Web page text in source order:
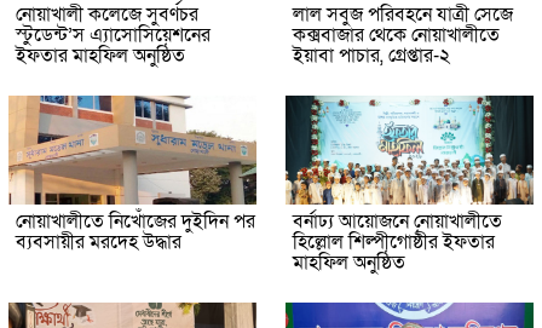
নোয়াখালী কলেজে সুবর্ণচর
স্টুডেন্ট’স এ্যাসোসিয়েশনের
ইফতার মাহফিল অনুষ্ঠিত
লাল সবুজ পরিবহনে যাত্রী সেজে
কক্সবাজার থেকে নোয়াখালীতে
ইয়াবা পাচার, গ্রেপ্তার-২
নোয়াখালীতে নিখোঁজের দুইদিন পর
ব্যবসায়ীর মরদেহ উদ্ধার
বর্নাঢ্য আয়োজনে নোয়াখালীতে
হিল্লোল শিল্পীগোষ্ঠীর ইফতার
মাহফিল অনুষ্ঠিত